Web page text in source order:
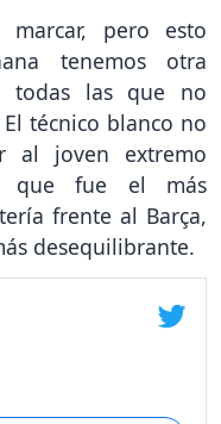
marcar, pero esto
tenemos otra
todas las que no
técnico blanco no
al joven extremo
que fue el más
frente al Barça,
desequilibrante.